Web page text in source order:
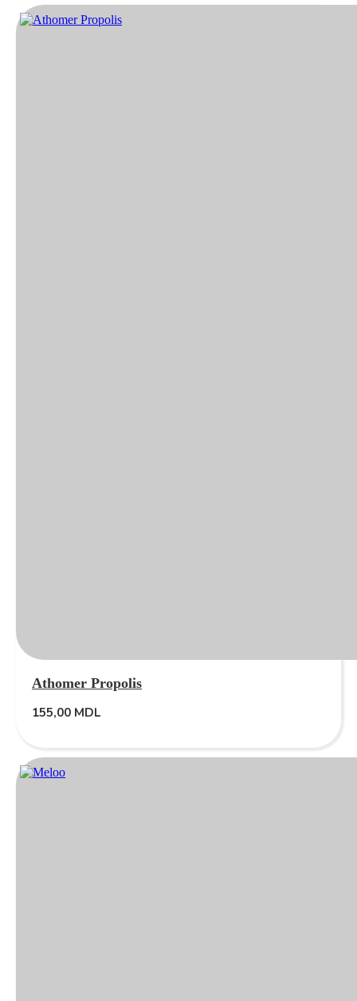
Athomer Propolis
155,00 MDL